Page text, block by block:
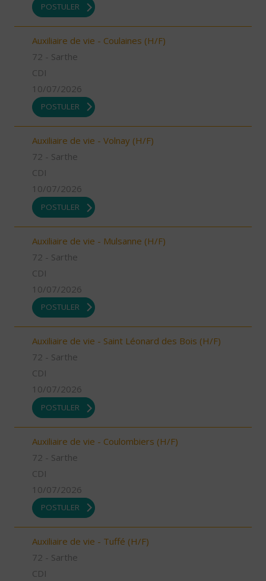
POSTULER
Auxiliaire de vie - Coulaines (H/F)
72 - Sarthe
CDI
10/07/2026
POSTULER
Auxiliaire de vie - Volnay (H/F)
72 - Sarthe
CDI
10/07/2026
POSTULER
Auxiliaire de vie - Mulsanne (H/F)
72 - Sarthe
CDI
10/07/2026
POSTULER
Auxiliaire de vie - Saint Léonard des Bois (H/F)
72 - Sarthe
CDI
10/07/2026
POSTULER
Auxiliaire de vie - Coulombiers (H/F)
72 - Sarthe
CDI
10/07/2026
POSTULER
Auxiliaire de vie - Tuffé (H/F)
72 - Sarthe
CDI